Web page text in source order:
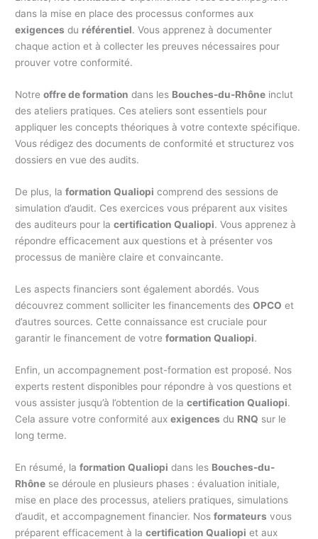
dans la mise en place des processus conformes aux
exigences du référentiel. Vous apprenez à documenter
chaque action et à collecter les preuves nécessaires pour
prouver votre conformité.
Notreoffre de formation dans les Bouches-du-Rhône inclut
des ateliers pratiques. Ces ateliers sont essentiels pour
appliquer les concepts théoriques à votre contexte spécifique.
Vous rédigez des documents de conformité et structurez vos
dossiers en vue des audits.
De plus, laformation Qualiopi comprend des sessions de
simulation d’audit. Ces exercices vous préparent aux visites
des auditeurs pour lacertification Qualiopi. Vous apprenez à
répondre efficacement aux questions et à présenter vos
processus de manière claire et convaincante.
Les aspects financiers sont également abordés. Vous
découvrez comment solliciter les financements desOPCO et
d’autres sources. Cette connaissance est cruciale pour
garantir le financement de votreformation Qualiopi.
Enfin, un accompagnement post-formation est proposé. Nos
experts restent disponibles pour répondre à vos questions et
vous assister jusqu’à l’obtention de lacertification Qualiopi.
Cela assure votre conformité auxexigences du RNQ sur le
long terme.
En résumé, laformation Qualiopi dans les Bouches-du-
Rhône se déroule en plusieurs phases : évaluation initiale,
mise en place des processus, ateliers pratiques, simulations
d’audit, et accompagnement financier. Nosformateurs vous
préparent efficacement à lacertification Qualiopi et aux